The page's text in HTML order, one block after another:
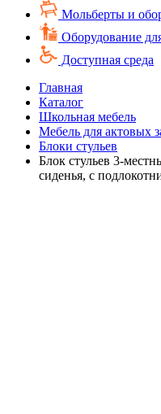
Мольберты и
Оборудование
Доступная среда
Главная
Каталог
Школьная мебель
Мебель для актовых
Блоки стульев
Блок стульев 3-
сиденья, с